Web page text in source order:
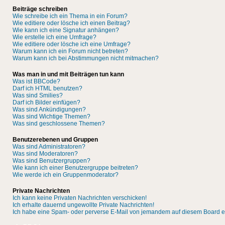
Beiträge schreiben
Wie schreibe ich ein Thema in ein Forum?
Wie editiere oder lösche ich einen Beitrag?
Wie kann ich eine Signatur anhängen?
Wie erstelle ich eine Umfrage?
Wie editiere oder lösche ich eine Umfrage?
Warum kann ich ein Forum nicht betreten?
Warum kann ich bei Abstimmungen nicht mitmachen?
Was man in und mit Beiträgen tun kann
Was ist BBCode?
Darf ich HTML benutzen?
Was sind Smilies?
Darf ich Bilder einfügen?
Was sind Ankündigungen?
Was sind Wichtige Themen?
Was sind geschlossene Themen?
Benutzerebenen und Gruppen
Was sind Administratoren?
Was sind Moderatoren?
Was sind Benutzergruppen?
Wie kann ich einer Benutzergruppe beitreten?
Wie werde ich ein Gruppenmoderator?
Private Nachrichten
Ich kann keine Privaten Nachrichten verschicken!
Ich erhalte dauernd ungewollte Private Nachrichten!
Ich habe eine Spam- oder perverse E-Mail von jemandem auf diesem Board